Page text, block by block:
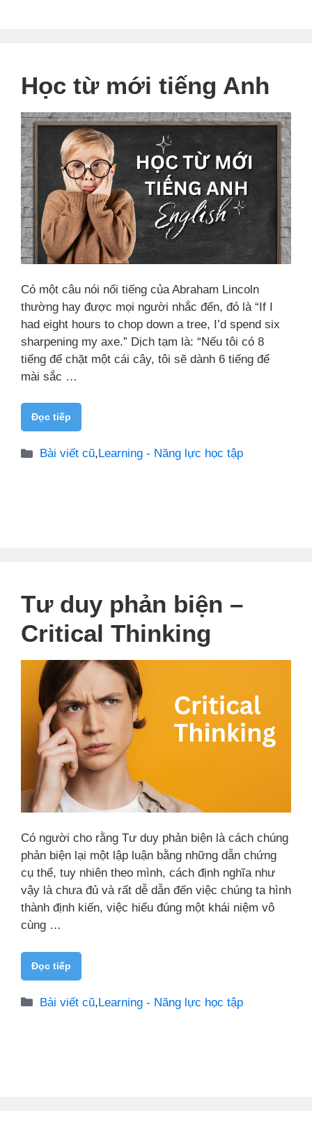
Học từ mới tiếng Anh
Có một câu nói nổi tiếng của Abraham Lincoln
thường hay được mọi người nhắc đến, đó là “If I
had eight hours to chop down a tree, I’d spend six
sharpening my axe.” Dịch tạm là: “Nếu tôi có 8
tiếng để chặt một cái cây, tôi sẽ dành 6 tiếng để
mài sắc …
Đọc tiếp
Danh
Bài viết cũ, Learning - Năng lực học tập
Tư duy phản biện –
Critical Thinking
Có người cho rằng Tư duy phản biện là cách chúng
phản biện lại một lập luận bằng những dẫn chứng
cụ thể, tuy nhiên theo mình, cách định nghĩa như
vậy là chưa đủ và rất dễ dẫn đến việc chúng ta hình
thành định kiến, việc hiểu đúng một khái niệm vô
cùng …
Đọc tiếp
Danh
Bài viết cũ,Learning - Năng lực học tập